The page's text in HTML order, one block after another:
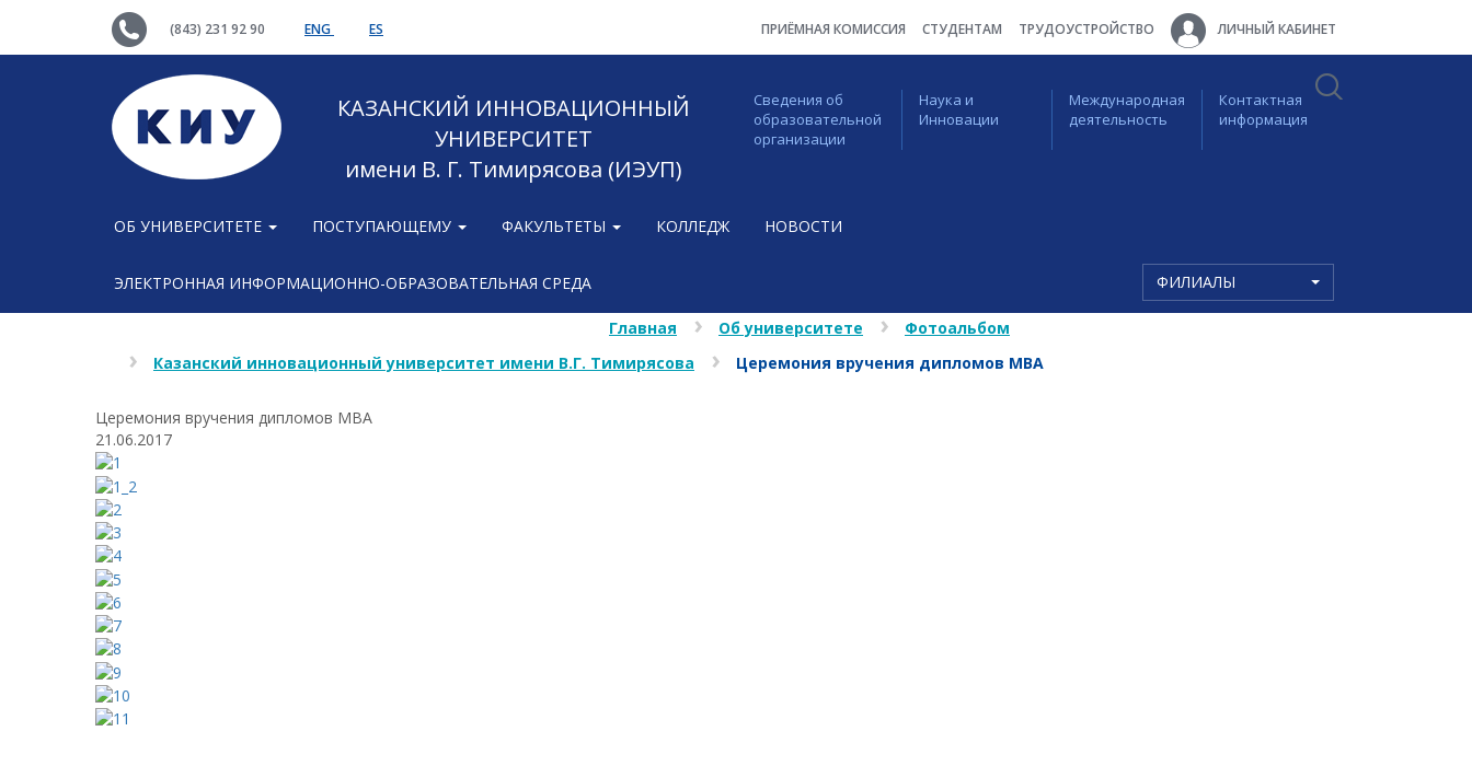
(843) 231 92 90 ENG ES ПРИЁМНАЯ КОМИССИЯ СТУДЕНТАМ ТРУДОУСТРОЙСТВО ЛИЧНЫЙ КАБИНЕТ
КАЗАНСКИЙ ИННОВАЦИОННЫЙ
УНИВЕРСИТЕТ
имени В. Г. Тимирясова (ИЭУП)
Сведения об
образовательной
организации
Наука и
Инновации
Международная
деятельность
Контактная
информация
ОБ УНИВЕРСИТЕТЕ ПОСТУПАЮЩЕМУ ФАКУЛЬТЕТЫ КОЛЛЕДЖ НОВОСТИ
ЭЛЕКТРОННАЯ ИНФОРМАЦИОННО-ОБРАЗОВАТЕЛЬНАЯ СРЕДА ФИЛИАЛЫ
Главная Об университете
Фотоальбом
Казанский инновационный университет имени В.Г. Тимирясова
Церемония вручения дипломов MBA
Церемония вручения дипломов MBA
21.06.2017